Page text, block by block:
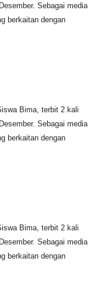
Sebagai media
berkaitan dengan
Bima, terbit 2 kali
Sebagai media
berkaitan dengan
Bima, terbit 2 kali
Sebagai media
berkaitan dengan